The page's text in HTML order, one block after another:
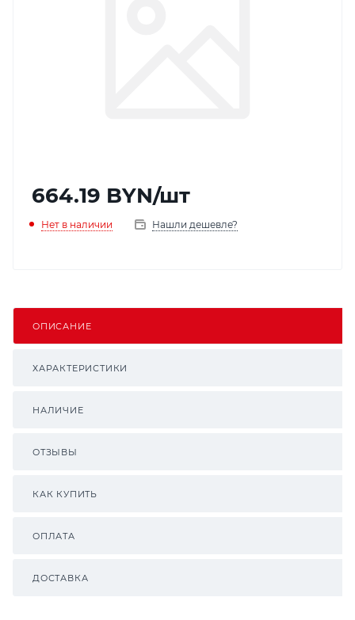
664.19 BYN/шт
Нет в наличии Нашли дешевле?
ОПИСАНИЕ
ХАРАКТЕРИСТИКИ
НАЛИЧИЕ
ОТЗЫВЫ
КАК КУПИТЬ
ОПЛАТА
ДОСТАВКА